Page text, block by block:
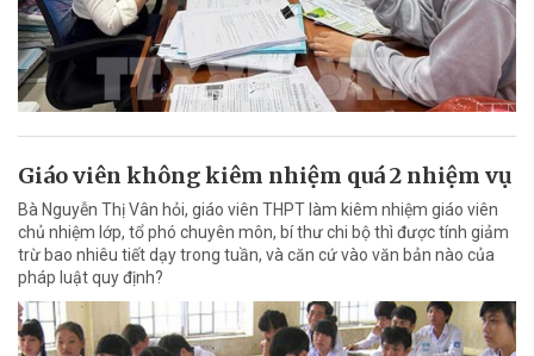
Giáo viên không kiêm nhiệm quá 2 nhiệm vụ
Bà Nguyễn Thị Vân hỏi, giáo viên THPT làm kiêm nhiệm giáo viên
chủ nhiệm lớp, tổ phó chuyên môn, bí thư chi bộ thì được tính giảm
trừ bao nhiêu tiết dạy trong tuần, và căn cứ vào văn bản nào của
pháp luật quy định?